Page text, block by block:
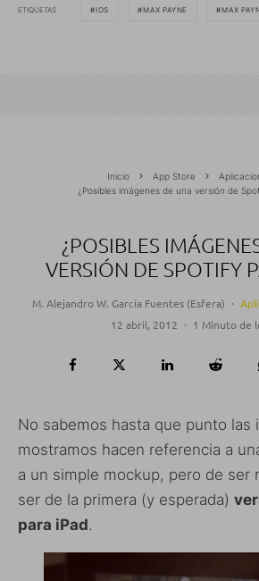
ETIQUETAS IOS MAX PAYNE MAX
Inicio App Store
¿Posibles imágenes de una versión de
¿POSIBLES
VERSIÓN DE SPOTIFY
M. Alejandro W. García Fuentes (Esfera) ·
12 abril, 2012 · 1 Minuto de
No sabemos hasta que punto las
mostramos hacen referencia a
a un simple mockup, pero de ser
ser de la primera (y esperada)
para iPad.